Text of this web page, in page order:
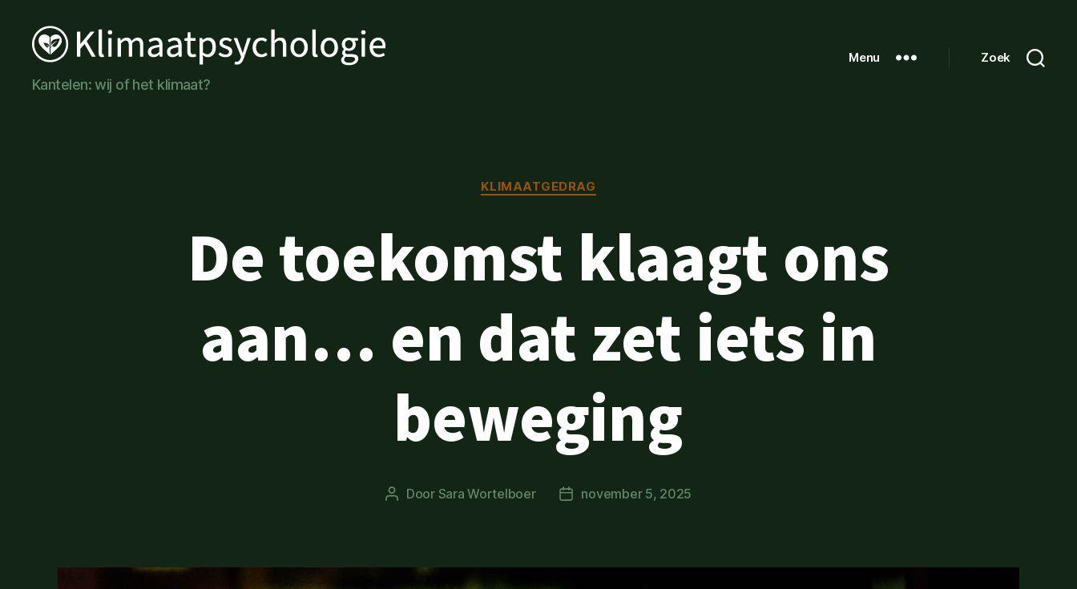
Klimaatpsychologie
Kantelen: wij of het klimaat?
Menu Zoek
Categorieën
KLIMAATGEDRAG
De toekomst klaagt ons
aan… en dat zet iets in
beweging
Berichtauteur
Door Sara Wortelboer Berichtdatum
november 5, 2025